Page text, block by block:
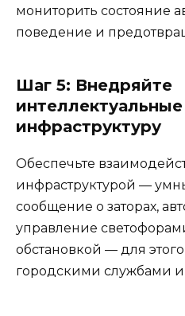
мониторить состояние
поведение и
Шаг 5: Внедряйте
инфраструктуру
Обеспечьте
инфраструктурой —
сообщение о заторах,
управление
обстановкой — для
городскими службами